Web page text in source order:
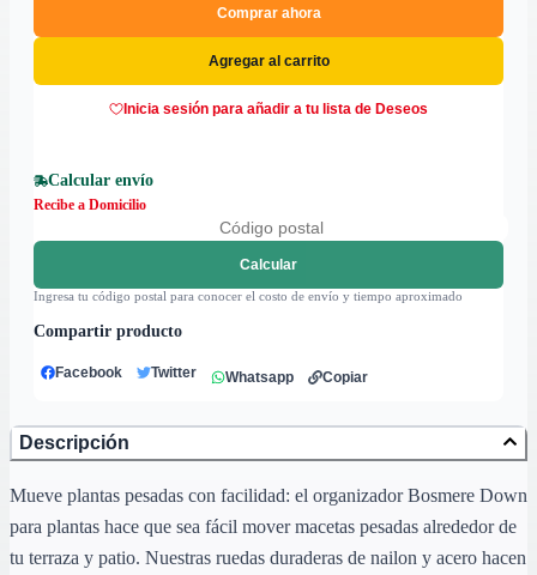
Comprar ahora
Agregar al carrito
Inicia sesión para añadir a tu lista de Deseos
Calcular envío
Recibe a Domicilio
Calcular
Ingresa tu código postal para conocer el costo de envío y tiempo aproximado
Compartir producto
Facebook Twitter Whatsapp Copiar
Descripción
Mueve plantas pesadas con facilidad: el organizador Bosmere Down
para plantas hace que sea fácil mover macetas pesadas alrededor de
tu terraza y patio. Nuestras ruedas duraderas de nailon y acero hacen